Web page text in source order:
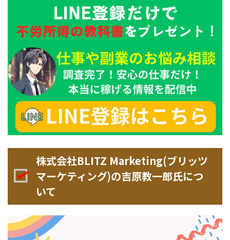
株式会社BLITZ Marketing(ブリッツ
マーケティング)の吉原教一郎氏につ
いて